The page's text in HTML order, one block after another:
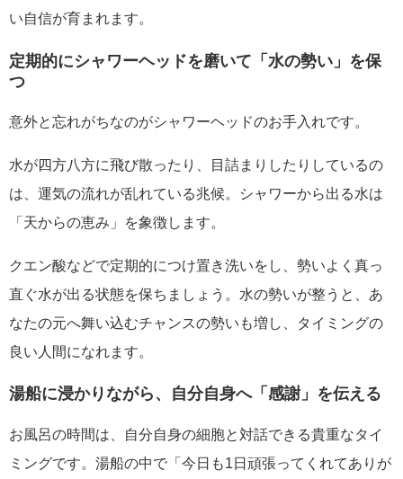
い自信が育まれます。
定期的にシャワーヘッドを磨いて「水の勢い」を保
つ
意外と忘れがちなのがシャワーヘッドのお手入れです。
水が四方八方に飛び散ったり、目詰まりしたりしているの
は、運気の流れが乱れている兆候。シャワーから出る水は
「天からの恵み」を象徴します。
クエン酸などで定期的につけ置き洗いをし、勢いよく真っ
直ぐ水が出る状態を保ちましょう。水の勢いが整うと、あ
なたの元へ舞い込むチャンスの勢いも増し、タイミングの
良い人間になれます。
湯船に浸かりながら、自分自身へ「感謝」を伝える
お風呂の時間は、自分自身の細胞と対話できる貴重なタイ
ミングです。湯船の中で「今日も1日頑張ってくれてありが